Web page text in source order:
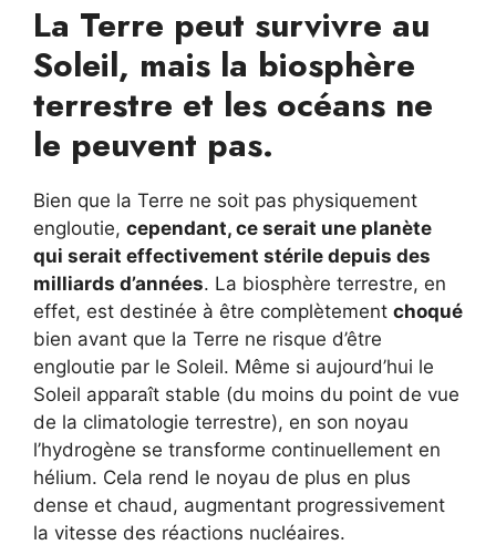
La Terre peut survivre au
Soleil, mais la biosphère
terrestre et les océans ne
le peuvent pas.
Bien que la Terre ne soit pas physiquement
engloutie, cependant, ce serait une planète
qui serait effectivement stérile depuis des
milliards d’années. La biosphère terrestre, en
effet, est destinée à être complètement choqué
bien avant que la Terre ne risque d’être
engloutie par le Soleil. Même si aujourd’hui le
Soleil apparaît stable (du moins du point de vue
de la climatologie terrestre), en son noyau
l’hydrogène se transforme continuellement en
hélium. Cela rend le noyau de plus en plus
dense et chaud, augmentant progressivement
la vitesse des réactions nucléaires.